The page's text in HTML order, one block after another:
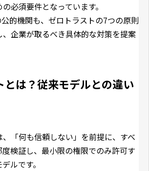
必須要件となっています。
的機関も、ゼロトラストの7つの原則
企業が取るべき具体的な対策を提案
とは？従来モデルとの違い
、「何も信頼しない」を前提に、すべ
検証し、最小限の権限でのみ許可す
ルです。